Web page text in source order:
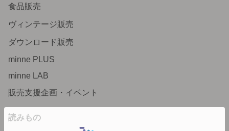
食品販売
ヴィンテージ販売
ダウンロード販売
minne PLUS
minne LAB
販売支援企画・イベント
読みもの